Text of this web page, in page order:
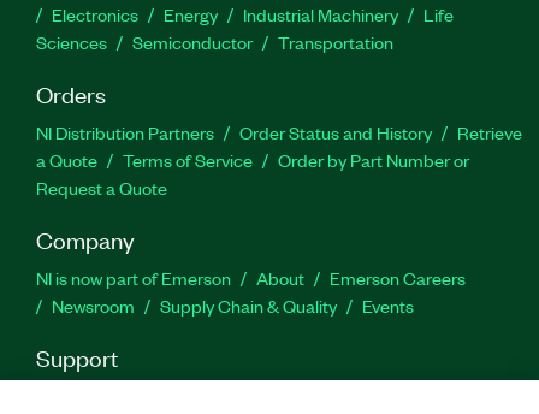
Electronics
Energy Industrial Machinery
Life
Sciences
Semiconductor Transportation
Orders
NI Distribution Partners Order Status and History
Retrieve
a Quote
Terms of Service
Order by Part Number or
Request a Quote
Company
NI is now part of Emerson About
Emerson Careers
Newsroom
Supply Chain & Quality Events
Support